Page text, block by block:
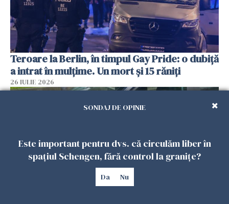
Teroare la Berlin, în timpul Gay Pride: o dubiță
a intrat în mulțime. Un mort și 15 răniți
26 IULIE 2026
SONDAJ DE OPINIE
Este important pentru dvs. că circulăm liber în
spațiul Schengen, fără control la granițe?
Da Nu